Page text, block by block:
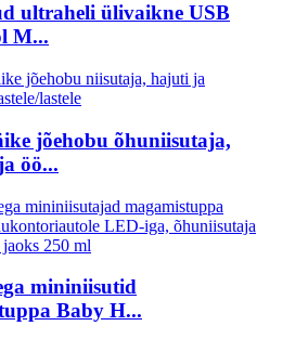
ultraheli ülivaikne USB
M...
jõehobu õhuniisutaja,
öö...
mininiisutid
Baby H...